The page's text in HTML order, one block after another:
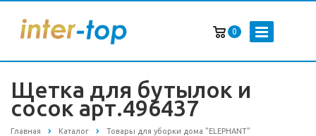
0
Щетка для бутылок и
сосок арт.496437
Главная Каталог Товары для уборки дома "ELEPHANT"